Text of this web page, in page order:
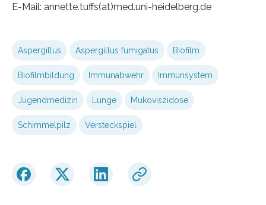
E-Mail: annette.tuffs(at)med.uni-heidelberg.de
Aspergillus Aspergillus fumigatus Biofilm
Biofilmbildung Immunabwehr Immunsystem
Jugendmedizin Lunge Mukoviszidose
Schimmelpilz Versteckspiel